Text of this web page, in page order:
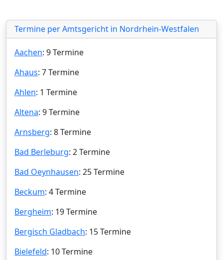
Termine per Amtsgericht in Nordrhein-Westfalen
Aachen: 9 Termine
Ahaus: 7 Termine
Ahlen: 1 Termine
Altena: 9 Termine
Arnsberg: 8 Termine
Bad Berleburg: 2 Termine
Bad Oeynhausen: 25 Termine
Beckum: 4 Termine
Bergheim: 19 Termine
Bergisch Gladbach: 15 Termine
Bielefeld: 10 Termine